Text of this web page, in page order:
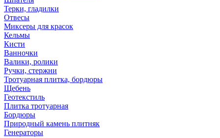
Терки, гладилки
Отвесы
Миксеры для красок
Кельмы
Кисти
Ванночки
Валики, ролики
Ручки, стержни
Тротуарная плитка, бордюры
Щебень
Геотекстиль
Плитка тротуарная
Бордюры
Природный камень плитняк
Генераторы